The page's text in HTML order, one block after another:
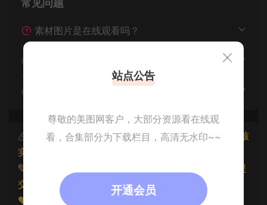
素材图片是在线观看吗？
本文资源仅供个人参考学习，请勿批量搬运，一经核
实将封禁账号权限！
💚本文资源均来源网友分享，若侵犯了您的权益可以提
交工单处理。
🧡原文链接：
https://www.znjxg.com/80124.html
站点公告
尊敬的美图网客户，大部分资源看在线观
看，合集部分为下载栏目，高清无水印~~
开通会员